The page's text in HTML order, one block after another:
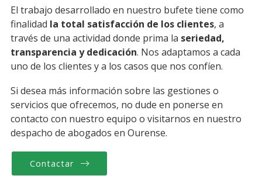
El trabajo desarrollado en nuestro bufete tiene como
finalidad la total satisfacción de los clientes, a
través de una actividad donde prima la seriedad,
transparencia y dedicación. Nos adaptamos a cada
uno de los clientes y a los casos que nos confíen.
Si desea más información sobre las gestiones o
servicios que ofrecemos, no dude en ponerse en
contacto con nuestro equipo o visitarnos en nuestro
despacho de abogados en Ourense.
Contactar